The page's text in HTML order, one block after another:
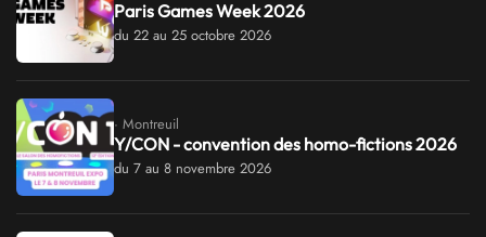
Paris Games Week 2026
du 22 au 25 octobre 2026
· Montreuil
Y/CON - convention des homo-fictions 2026
du 7 au 8 novembre 2026